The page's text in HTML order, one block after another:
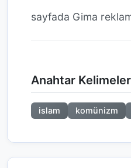
sayfada Gima
Anahtar Kelimeler
islam komünizm